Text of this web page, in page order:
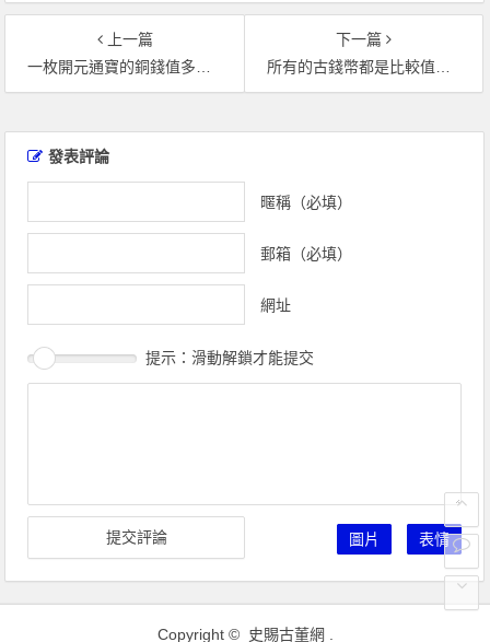
上一篇
一枚開元通寶的銅錢值多少錢 開元通寶圖片介紹
下一篇
所有的古錢幣都是比較值錢的嗎
發表評論
暱稱（必填）
郵箱（必填）
網址
提示：滑動解鎖才能提交
圖片 表情
Copyright © 史賜古董網